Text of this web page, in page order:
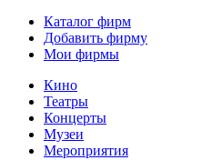
Каталог фирм
Добавить фирму
Мои фирмы
Кино
Театры
Концерты
Музеи
Мероприятия